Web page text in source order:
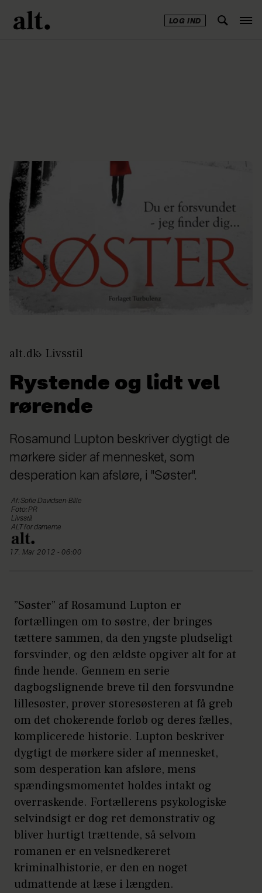
LOG IND
alt.dk Livsstil
Rystende og lidt vel
rørende
Rosamund Lupton beskriver dygtigt de
mørkere sider af mennesket, som
desperation kan afsløre, i "Søster".
Af: Sofie Davidsen-Bille
Foto: PR
Livsstil
ALT for damerne
17. Mar 2012 - 06:00
”Søster” af Rosamund Lupton er
fortællingen om to søstre, der bringes
tættere sammen, da den yngste pludseligt
forsvinder, og den ældste opgiver alt for at
finde hende. Gennem en serie
dagbogslignende breve til den forsvundne
lillesøster, prøver storesøsteren at få greb
om det chokerende forløb og deres fælles,
komplicerede historie. Lupton beskriver
dygtigt de mørkere sider af mennesket,
som desperation kan afsløre, mens
spændingsmomentet holdes intakt og
overraskende. Fortællerens psykologiske
selvindsigt er dog ret demonstrativ og
bliver hurtigt trættende, så selvom
romanen er en velsnedkereret
kriminalhistorie, er den en noget
udmattende at læse i længden.